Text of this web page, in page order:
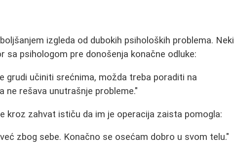
izgleda od dubokih psiholoških problema. Neki
sa psihologom pre donošenja konačne odluke:
grudi učiniti srećnima, možda treba poraditi na
ne rešava unutrašnje probleme."
kroz zahvat ističu da im je operacija zaista pomogla:
zbog sebe. Konačno se osećam dobro u svom telu."